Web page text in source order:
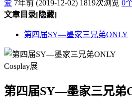
爱 7年前 (2019-12-02) 1819次浏览 0
文章目录[隐藏]
第四届SY—墨家三兄弟ONLY
Cosplay展
第四届SY—墨家三兄弟